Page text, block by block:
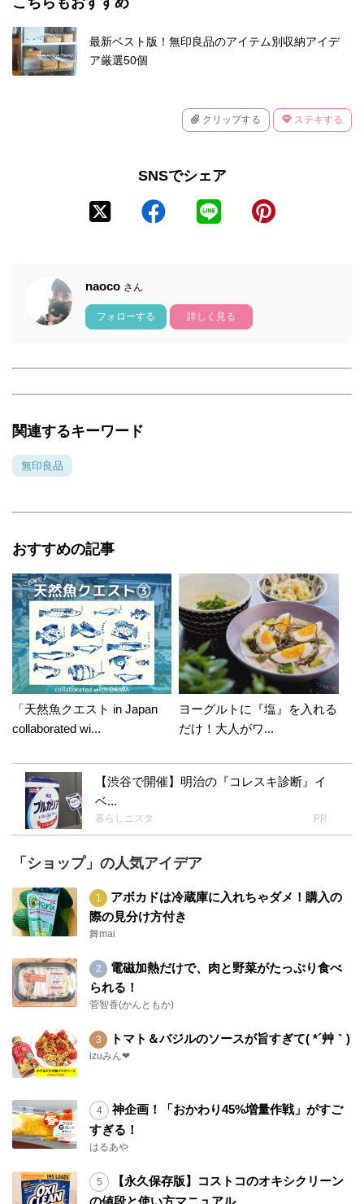
最新ベスト版！無印良品のアイテム別収納アイデ
ア厳選50個
クリップする ステキする
SNSでシェア
naoco さん
フォローする 詳しく見る
関連するキーワード
無印良品
おすすめの記事
「天然魚クエスト in Japan
collaborated wi...
ヨーグルトに『塩』を入れる
だけ！大人がワ...
【渋谷で開催】明治の『コレスキ診断』イ
ベ...
暮らしニスタ PR
「ショップ」の人気アイデア
アボカドは冷蔵庫に入れちゃダメ！購入の
際の見分け方付き
舞mai
電磁加熱だけで、肉と野菜がたっぷり食べ
られる！
菅智香(かんともか)
トマト＆バジルのソースが旨すぎて( *´艸｀)
izuみん❤
神企画！「おかわり45%増量作戦」がすご
すぎる！
はるあや
【永久保存版】コストコのオキシクリーン
の値段と使い方マニュアル